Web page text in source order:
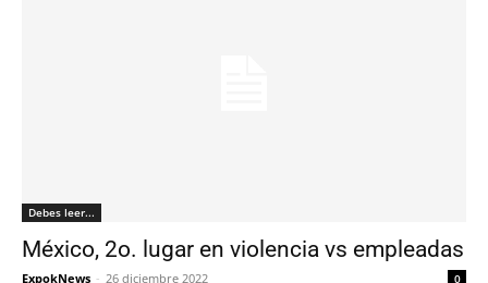
Debes leer...
México, 2o. lugar en violencia vs empleadas
ExpokNews - 26 diciembre 2022 0